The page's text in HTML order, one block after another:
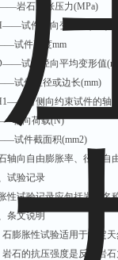
岩石膨胀压力(MPa)
试件轴向变形值(mm)
试件高度mm
试件径向平均变形值
试件直径或边长(mm)
有侧向约束试件的轴
轴向荷载(N)
试件截面积(mm2)
轴向自由膨胀率、径向自
试验记录
性试验记录应包括岩石名
条文说明
石膨胀性试验适用于测定
岩石的抗压强度是反映岩